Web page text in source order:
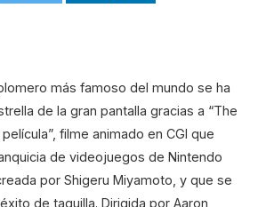
más famoso del mundo se ha
de la gran pantalla gracias a “The
filme animado en CGI que
de videojuegos de Nintendo
por Shigeru Miyamoto, y que se
de taquilla. Dirigida por Aaron